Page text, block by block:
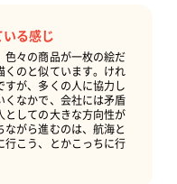
る感じ
色々の商品が一枚の絵だ
くのと似ています。けれ
すが、多くの人に協力し
くなかで、会社には矛盾
としての大きな方向性が
がら進むのは、航海と
行こう、とかこっちに行